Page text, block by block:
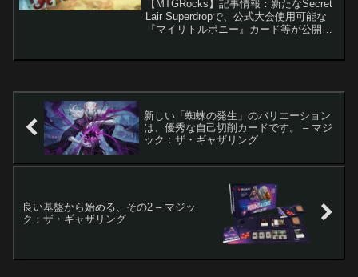
【MTGRocks】記事情報：新たなSecret
Lair Superdropで、公式大会使用可能な
『マイリトルポニー』カード等が公開。
新しい「蜘蛛の発生」のバリエーション
は、優秀な自己切削カードです。 – マジ
ック：ザ・ギャザリング
良い基盤から始める、その2 – マジッ
ク：ザ・ギャザリング